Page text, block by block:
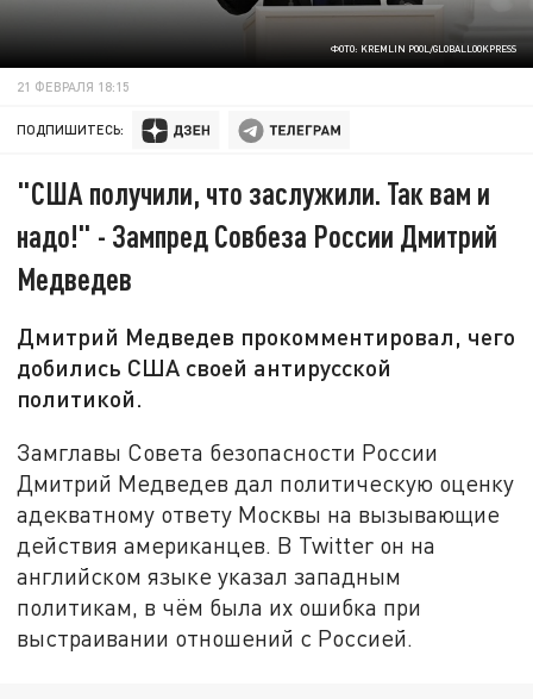
ФОТО: KREMLIN POOL/GLOBALLOOKPRESS
21 ФЕВРАЛЯ 18:15
ПОДПИШИТЕСЬ:
"США получили, что заслужили. Так вам и
надо!" - Зампред Совбеза России Дмитрий
Медведев
Дмитрий Медведев прокомментировал, чего
добились США своей антирусской
политикой.
Замглавы Совета безопасности России
Дмитрий Медведев дал политическую оценку
адекватному ответу Москвы на вызывающие
действия американцев. В Twitter он на
английском языке указал западным
политикам, в чём была их ошибка при
выстраивании отношений с Россией.